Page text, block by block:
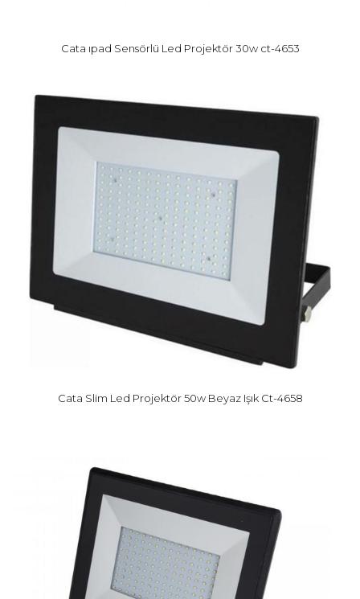
Cata ıpad Sensörlü Led Projektör 30w ct-4653
Cata Slim Led Projektör 50w Beyaz Işık Ct-4658